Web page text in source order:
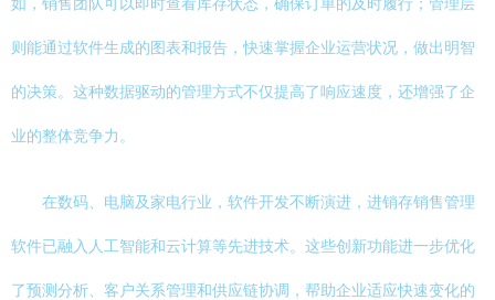
则能通过软件生成的图表和报告，快速掌握企业运营状况，做出明智
的决策。这种数据驱动的管理方式不仅提高了响应速度，还增强了企
业的整体竞争力。
在数码、电脑及家电行业，软件开发不断演进，进销存销售管理
软件已融入人工智能和云计算等先进技术。这些创新功能进一步优化
了预测分析、客户关系管理和供应链协调，帮助企业适应快速变化的